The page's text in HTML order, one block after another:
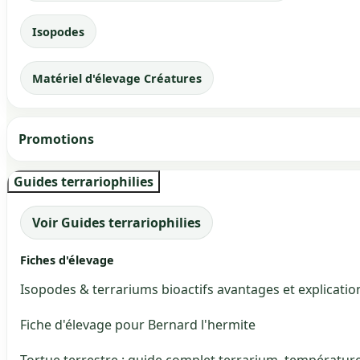
Isopodes
Matériel d'élevage Créatures
Promotions
Guides terrariophilies
Voir Guides terrariophilies
Fiches d'élevage
Isopodes & terrariums bioactifs avantages et
Fiche d'élevage pour Bernard l'hermite